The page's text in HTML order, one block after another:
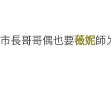
市長哥哥偶也要薇妮師